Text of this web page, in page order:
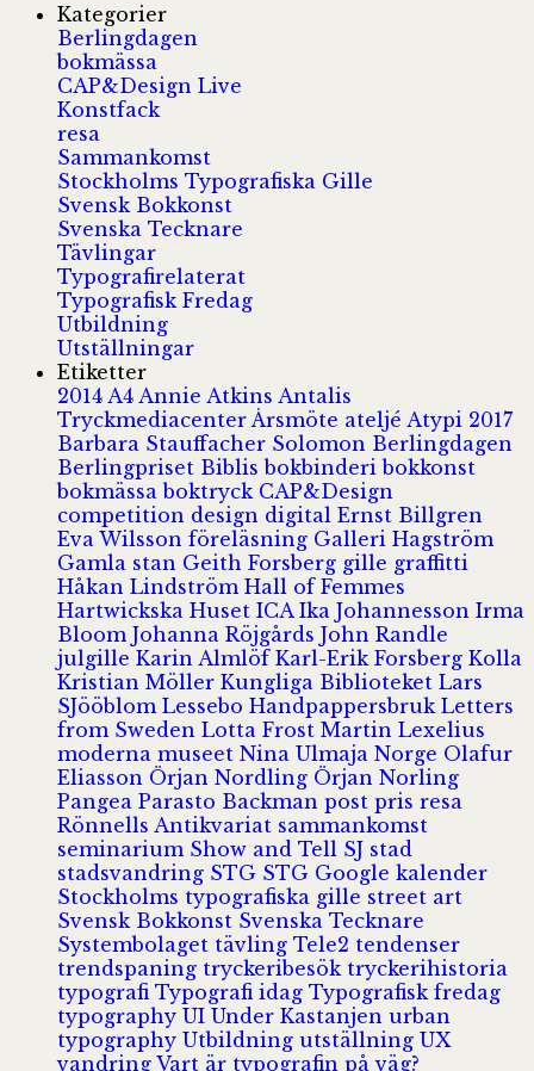
Kategorier
Berlingdagen
bokmässa
CAP&Design Live
Konstfack
resa
Sammankomst
Stockholms Typografiska Gille
Svensk Bokkonst
Svenska Tecknare
Tävlingar
Typografirelaterat
Typografisk Fredag
Utbildning
Utställningar
Etiketter
2014 A4 Annie Atkins Antalis
Tryckmediacenter Årsmöte ateljé Atypi 2017
Barbara Stauffacher Solomon Berlingdagen
Berlingpriset Biblisbokbinderibokkonst
bokmässaboktryck CAP&Design
competition design digital Ernst Billgren
Eva Wilsson föreläsning Galleri Hagström
Gamla stan Geith Forsberg gille graffitti
Håkan Lindström Hall of Femmes
Hartwickska Huset ICA Ika Johannesson Irma
Bloom Johanna Röjgårds John Randle
julgille Karin Almlöf Karl-Erik Forsberg Kolla
Kristian Möller Kungliga Biblioteket Lars
SJööblom Lessebo Handpappersbruk Letters
from Sweden Lotta Frost Martin Lexelius
moderna museet Nina Ulmaja Norge Olafur
Eliasson Örjan Nordling Örjan Norling
Pangea Parasto Backman post pris resa
Rönnells Antikvariat sammankomst
seminarium Show and Tell SJ stad
stadsvandring STG STG Google kalender
Stockholms typografiska gille street art
Svensk Bokkonst Svenska Tecknare
Systembolaget tävling Tele2 tendenser
trendspaning tryckeribesök tryckerihistoria
typografi Typografi idag Typografisk fredag
typography UI Under Kastanjen urban
typography Utbildning utställning UX
vandring Vart är typografin på väg?